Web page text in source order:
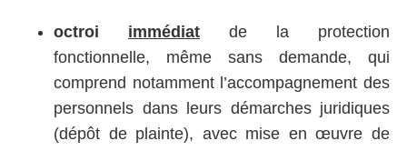
octroi immédiat de la protection
fonctionnelle, même sans demande, qui
comprend notamment l’accompagnement des
personnels dans leurs démarches juridiques
(dépôt de plainte), avec mise en œuvre de